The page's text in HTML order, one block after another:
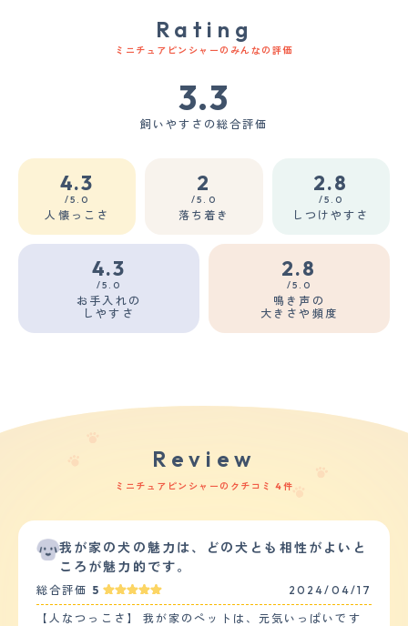
Rating
ミニチュアピンシャーのみんなの評価
3.3
飼いやすさの総合評価
4.3
/5.0
人懐っこさ
2
/5.0
落ち着き
2.8
/5.0
しつけやすさ
4.3
/5.0
お手入れの
しやすさ
2.8
/5.0
鳴き声の
大きさや頻度
Review
ミニチュアピンシャーのクチコミ 4件
我が家の犬の魅力は、どの犬とも相性がよいと
ころが魅力的です。
総合評価 5 2024/04/17
【人なつっこさ】 我が家のペットは、元気いっぱいです